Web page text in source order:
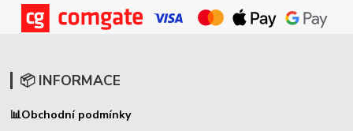
📦 INFORMACE
📊Obchodní podmínky